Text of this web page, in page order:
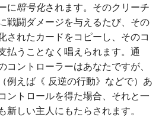
に暗号化されます。そのクリーチ
戦闘ダメージを与えるたび、その
されたカードをコピーし、そのコ
払うことなく唱えられます。通
ントローラーはあなたですが、
例えば《 反逆の行動》などで）あ
ントロールを得た場合、それと一
しい主人にもたらされます。